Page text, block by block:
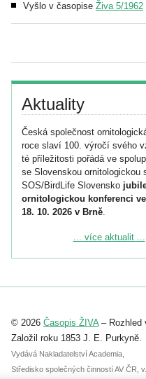
Vyšlo v časopise Živa 5/1962
Aktuality
Česká společnost
roce slaví 100. výročí svého
té příležitosti pořádá ve
se Slovenskou ornitologickou
SOS/BirdLife Slovensko
ornitologickou konferenci
18. 10. 2026 v Brně.
Podrobnější informace ke
Registrovat se můžete do 6.
abstraktu přihlášené
posteru je už 30. června.
... více aktualit ...
© 2026 Časopis ŽIVA– Rozhled
Založil roku 1853 J. E. Purkyně.
Vydává Nakladatelství Academia,
Středisko společných činností AV ČR,